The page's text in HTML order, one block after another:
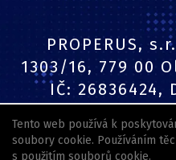
Tento web používá k
soubory cookie. Používáním
s použitím souborů cookie.
PROPERUS,
1303/16, 779 00
IČ: 26836424,
Tel.: +420